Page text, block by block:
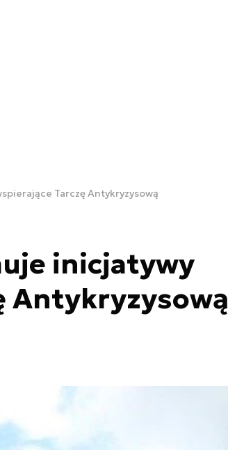
Tarczę Antykryzysową
inicjatywy
Antykryzysową